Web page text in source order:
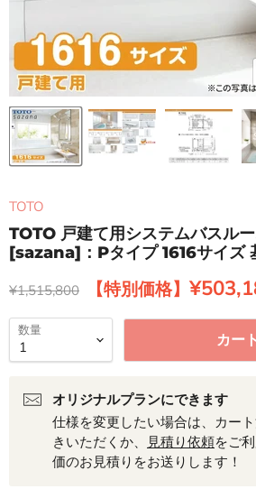
TOTO
TOTO 戸建て用システムバスル
[sazana]：Pタイプ 1616サイズ
元の価格
¥1,515,800 現在の
数量 カー
オリジナルプランにできます
仕様を変更したい場合は、カー
きいただくか、 見積り依頼をご
価のお見積りをお送りします！